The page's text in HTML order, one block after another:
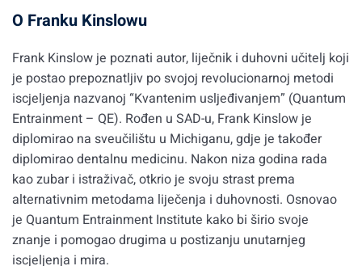
O Franku Kinslowu
Frank Kinslow je poznati autor, liječnik i duhovni učitelj koji
je postao prepoznatljiv po svojoj revolucionarnoj metodi
iscjeljenja nazvanoj “Kvantenim usljeđivanjem” (Quantum
Entrainment – QE). Rođen u SAD-u, Frank Kinslow je
diplomirao na sveučilištu u Michiganu, gdje je također
diplomirao dentalnu medicinu. Nakon niza godina rada
kao zubar i istraživač, otkrio je svoju strast prema
alternativnim metodama liječenja i duhovnosti. Osnovao
je Quantum Entrainment Institute kako bi širio svoje
znanje i pomogao drugima u postizanju unutarnjeg
iscjeljenja i mira.